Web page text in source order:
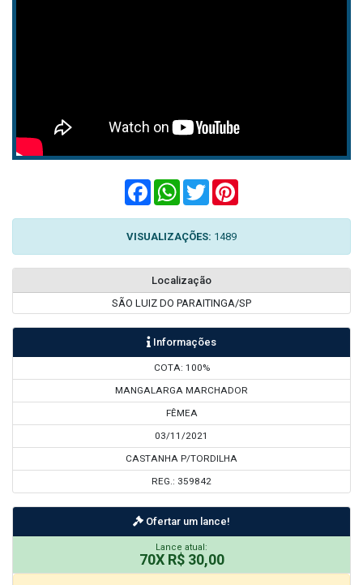
FacebookWhatsApp
Twitter
VISUALIZAÇÕES: 1489
Localização
SÃO LUIZ DO PARAITINGA/SP
Informações
COTA: 100%
MANGALARGA MARCHADOR
FÊMEA
03/11/2021
CASTANHA P/TORDILHA
REG.: 359842
Ofertar um lance!
Lance atual:
70X R$ 30,00